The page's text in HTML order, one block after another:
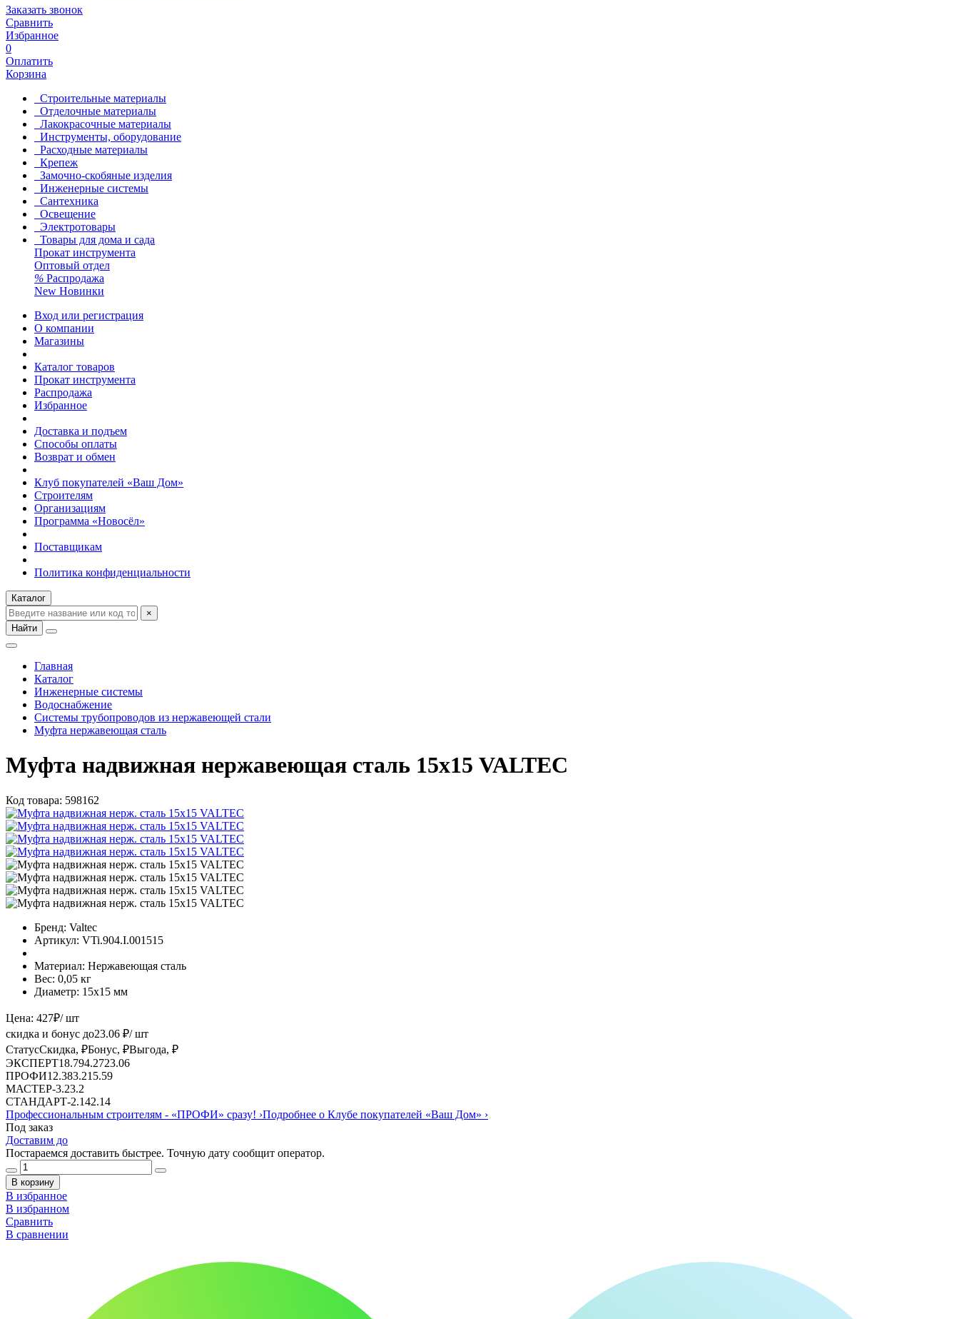
Заказать звонок
Сравнить
Избранное
0
Оплатить
Корзина
Строительные материалы
Отделочные материалы
Лакокрасочные материалы
Инструменты, оборудование
Расходные материалы
Крепеж
Замочно-скобяные изделия
Инженерные системы
Сантехника
Освещение
Электротовары
Товары для дома и сада
Прокат инструмента
Оптовый отдел
% Распродажа
New Новинки
Вход или регистрация
О компании
Магазины
Каталог товаров
Прокат инструмента
Распродажа
Избранное
Доставка и подъем
Способы оплаты
Возврат и обмен
Клуб покупателей «Ваш Дом»
Строителям
Организациям
Программа «Новосёл»
Поставщикам
Политика конфиденциальности
Каталог
×
Найти
Главная
Каталог
Инженерные системы
Водоснабжение
Системы трубопроводов из нержавеющей стали
Муфта нержавеющая сталь
Муфта надвижная нержавеющая сталь 15х15 VALTEC
Код товара: 598162
Бренд: Valtec
Артикул: VTi.904.I.001515
Материал: Нержавеющая сталь
Вес: 0,05 кг
Диаметр: 15х15 мм
Цена: 427₽/ шт
скидка и бонус до23.06 ₽/ шт
СтатусСкидка, ₽Бонус, ₽Выгода, ₽
ЭКСПЕРТ18.794.2723.06
ПРОФИ12.383.215.59
МАСТЕР-3.23.2
СТАНДАРТ-2.142.14
Профессиональным строителям - «ПРОФИ» сразу! ›Подробнее о Клубе покупателей «Ваш Дом» ›
Под заказ
Доставим до
Постараемся доставить быстрее. Точную дату сообщит оператор.
В корзину
В избранное
В избранном
Сравнить
В сравнении